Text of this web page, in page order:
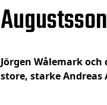
Jörgen Wålemark
store, starke Andreas